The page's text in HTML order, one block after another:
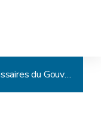
Décret relatif aux commissaires du Gouvernement et aux missions de contrôle des réviseurs au sein des organismes d'intérêt public (Décret du 30 avril 2009, art.1) (Ancien intitulé : Décret du 12 février 2004 relatif aux commissaires du Gouvernement)